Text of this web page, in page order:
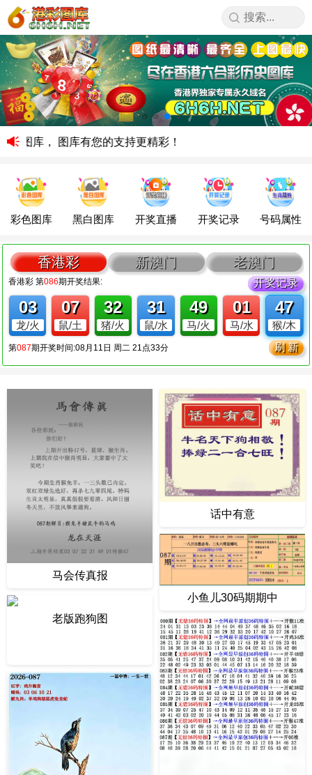
库， 图库有您的支持更精彩！
彩色图库 黑白图库 开奖直播 开奖记录 号码属性
马会传真报
老版跑狗图
话中有意
小鱼儿30码期期中